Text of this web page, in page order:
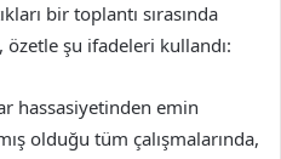
bir toplantı sırasında
özetle şu ifadeleri kullandı:
hassasiyetinden emin
olduğu tüm çalışmalarında,